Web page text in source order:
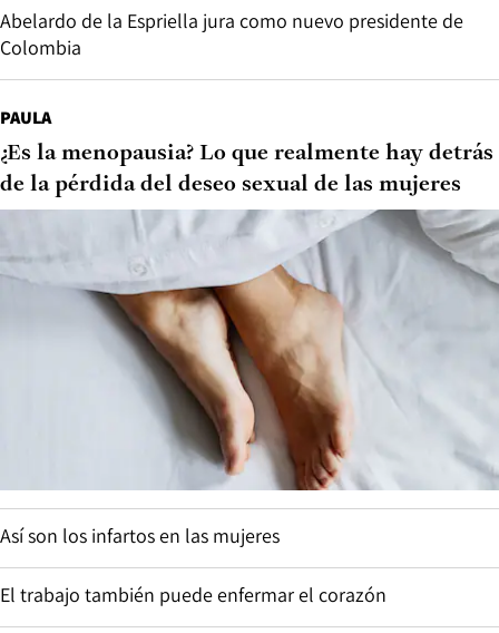
Abelardo de la Espriella jura como nuevo presidente de
Colombia
PAULA
¿Es la menopausia? Lo que realmente hay detrás
de la pérdida del deseo sexual de las mujeres
Así son los infartos en las mujeres
El trabajo también puede enfermar el corazón